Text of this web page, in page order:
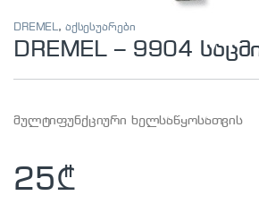
DREMEL, აქსესუარები
DREMEL – 9904
მულტიფუნქციური ხელსაწყოსათვის
25₾